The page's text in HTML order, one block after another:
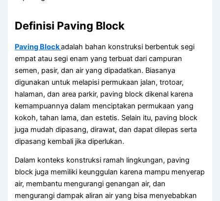
Definisi Paving Block
Paving Blockadalah bahan konstruksi berbentuk segi
empat atau segi enam yang terbuat dari campuran
semen, pasir, dan air yang dipadatkan. Biasanya
digunakan untuk melapisi permukaan jalan, trotoar,
halaman, dan area parkir, paving block dikenal karena
kemampuannya dalam menciptakan permukaan yang
kokoh, tahan lama, dan estetis. Selain itu, paving block
juga mudah dipasang, dirawat, dan dapat dilepas serta
dipasang kembali jika diperlukan.
Dalam konteks konstruksi ramah lingkungan, paving
block juga memiliki keunggulan karena mampu menyerap
air, membantu mengurangi genangan air, dan
mengurangi dampak aliran air yang bisa menyebabkan